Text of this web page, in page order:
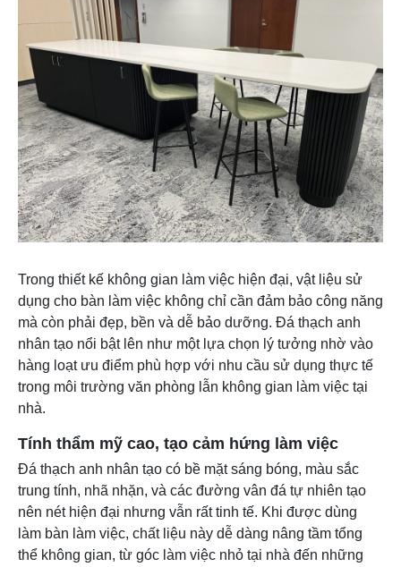
Trong thiết kế không gian làm việc hiện đại, vật liệu sử
dụng cho bàn làm việc không chỉ cần đảm bảo công năng
mà còn phải đẹp, bền và dễ bảo dưỡng. Đá thạch anh
nhân tạo nổi bật lên như một lựa chọn lý tưởng nhờ vào
hàng loạt ưu điểm phù hợp với nhu cầu sử dụng thực tế
trong môi trường văn phòng lẫn không gian làm việc tại
nhà.
Tính thẩm mỹ cao, tạo cảm hứng làm việc
Đá thạch anh nhân tạo có bề mặt sáng bóng, màu sắc
trung tính, nhã nhặn, và các đường vân đá tự nhiên tạo
nên nét hiện đại nhưng vẫn rất tinh tế. Khi được dùng
làm bàn làm việc, chất liệu này dễ dàng nâng tầm tổng
thể không gian, từ góc làm việc nhỏ tại nhà đến những